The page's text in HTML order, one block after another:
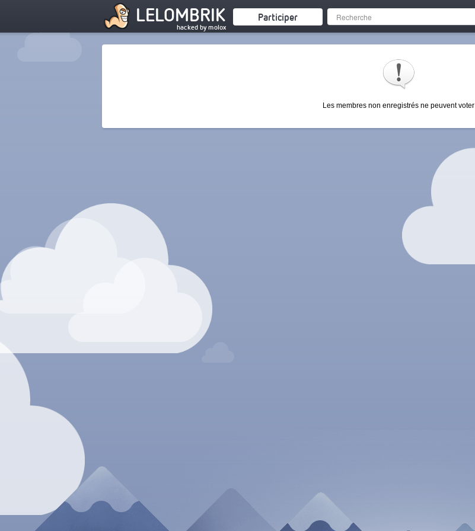
LELOMBRIK
hacked by molox
Participer
Les membres non enregistrés ne peuvent voter